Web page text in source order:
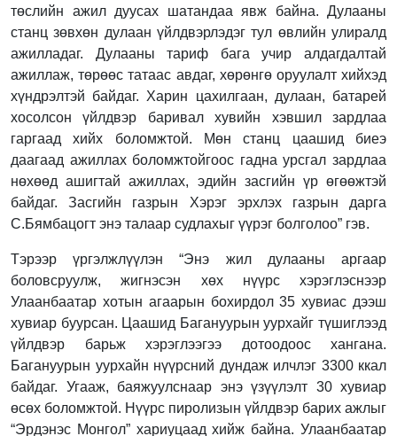
төслийн ажил дуусах шатандаа явж байна. Дулааны
станц зөвхөн дулаан үйлдвэрлэдэг тул өвлийн улиралд
ажилладаг. Дулааны тариф бага учир алдагдалтай
ажиллаж, төрөөс татаас авдаг, хөрөнгө оруулалт хийхэд
хүндрэлтэй байдаг. Харин цахилгаан, дулаан, батарей
хосолсон үйлдвэр баривал хувийн хэвшил зардлаа
гаргаад хийх боломжтой. Мөн станц цаашид биеэ
даагаад ажиллах боломжтойгоос гадна урсгал зардлаа
нөхөөд ашигтай ажиллах, эдийн засгийн үр өгөөжтэй
байдаг. Засгийн газрын Хэрэг эрхлэх газрын дарга
С.Бямбацогт энэ талаар судлахыг үүрэг болголоо” гэв.
Тэрээр үргэлжлүүлэн “Энэ жил дулааны аргаар
боловсруулж, жигнэсэн хөх нүүрс хэрэглэснээр
Улаанбаатар хотын агаарын бохирдол 35 хувиас дээш
хувиар буурсан. Цаашид Багануурын уурхайг түшиглээд
үйлдвэр барьж хэрэглээгээ дотоодоос хангана.
Багануурын уурхайн нүүрсний дундаж илчлэг 3300 ккал
байдаг. Угааж, баяжуулснаар энэ үзүүлэлт 30 хувиар
өсөх боломжтой. Нүүрс пиролизын үйлдвэр барих ажлыг
“Эрдэнэс Монгол” хариуцаад хийж байна. Улаанбаатар